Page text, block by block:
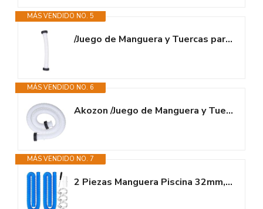
MÁS VENDIDO NO. 5
/Juego de Manguera y Tuercas para Piscina Bestway - Manguera de Repuesto...
MÁS VENDIDO NO. 6
Akozon /Juego de Manguera y Tuercas para Piscina Bestway - Manguera de...
MÁS VENDIDO NO. 7
2 Piezas Manguera Piscina 32mm,150CM Tubo Piscina con 4 Abrazaderas de...